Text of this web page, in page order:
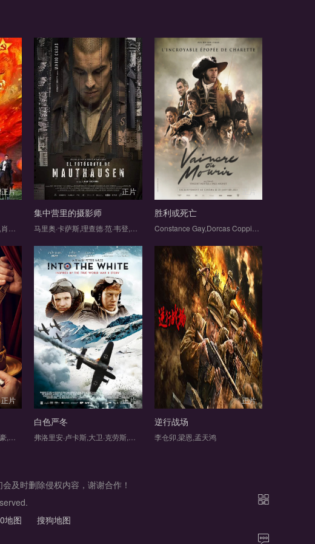
正片 正片
集中营里的摄影师
正片
胜利或死亡
正片 正片
白色严冬
正片
逆行战场
李仓卯,梁恩,孟天鸿
及时删除侵权内容，谢谢合作！
地图 搜狗地图